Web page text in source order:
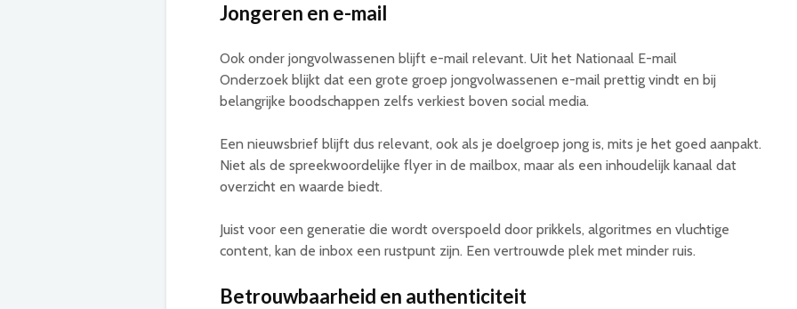
Jongeren en e-mail
Ook onder jongvolwassenen blijft e-mail relevant. Uit het Nationaal E-mail
Onderzoek blijkt dat een grote groep jongvolwassenen e-mail prettig vindt en bij
belangrijke boodschappen zelfs verkiest boven social media.
Een nieuwsbrief blijft dus relevant, ook als je doelgroep jong is, mits je het goed aanpakt.
Niet als de spreekwoordelijke flyer in de mailbox, maar als een inhoudelijk kanaal dat
overzicht en waarde biedt.
Juist voor een generatie die wordt overspoeld door prikkels, algoritmes en vluchtige
content, kan de inbox een rustpunt zijn. Een vertrouwde plek met minder ruis.
Betrouwbaarheid en authenticiteit